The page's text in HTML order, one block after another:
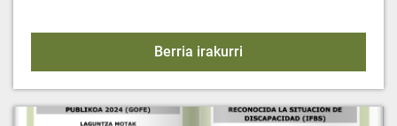
Berria irakurri